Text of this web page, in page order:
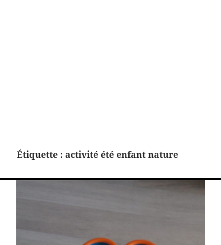
Étiquette : activité été enfant nature